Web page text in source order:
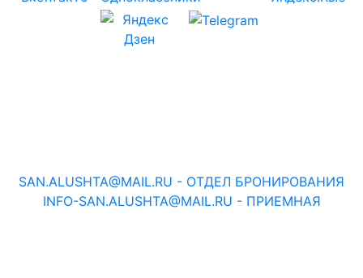
SAN.ALUSHTA@MAIL.RU - ОТДЕЛ БРОНИРОВАНИЯ
INFO-SAN.ALUSHTA@MAIL.RU - ПРИЕМНАЯ